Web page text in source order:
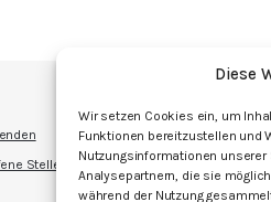
Diese
Wir setzen Cookies ein, um
Funktionen bereitzustellen und
Nutzungsinformationen
Analysepartnern, die sie
während der Nutzung
Stellen
Impressum
Datenschutz
Cookie-
Erklärung